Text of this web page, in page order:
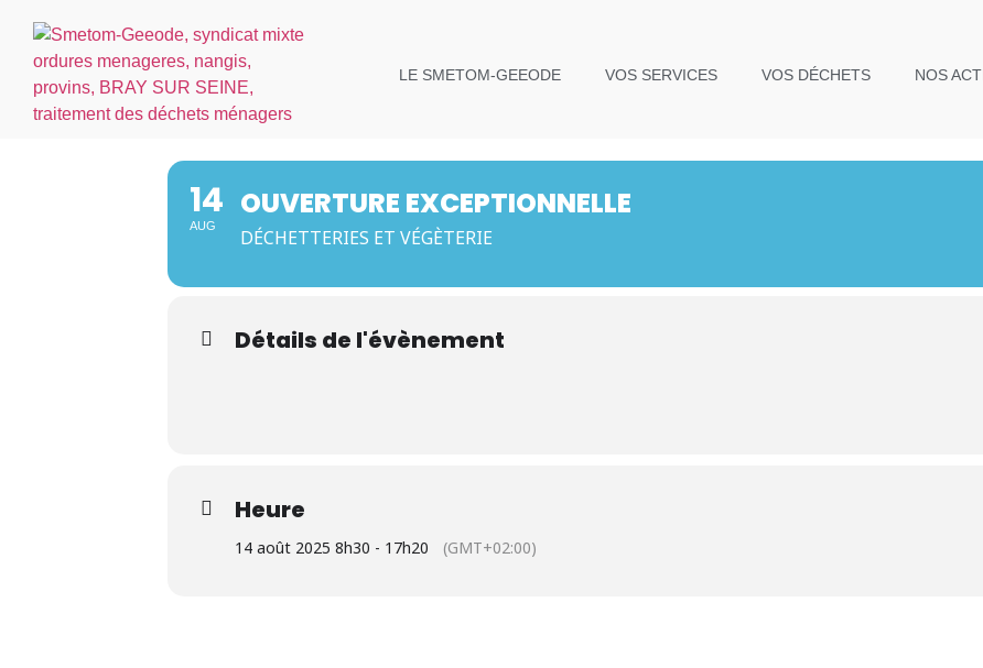
LE SMETOM-GEEODE VOS SERVICES VOS DÉCHETS NOS
14
AUG
OUVERTURE EXCEPTIONNELLE
DÉCHETTERIES ET VÉGÈTERIE
Détails de l'évènement
Heure
14 août 2025 8h30 - 17h20 (GMT+02:00)